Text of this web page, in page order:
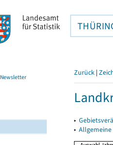
Newsletter Zurück |
▸
▸